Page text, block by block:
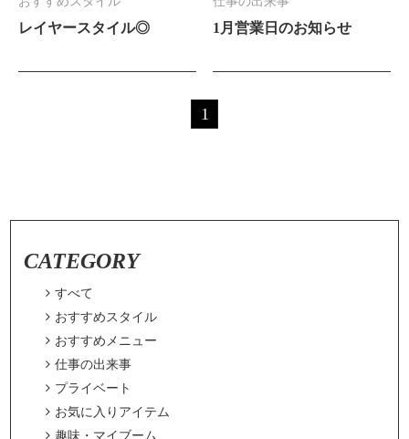
レイヤースタイル◎ 1月営業日のお知らせ
1
CATEGORY
 すべて
 おすすめスタイル
 おすすめメニュー
 仕事の出来事
 プライベート
 お気に入りアイテム
 趣味・マイブーム